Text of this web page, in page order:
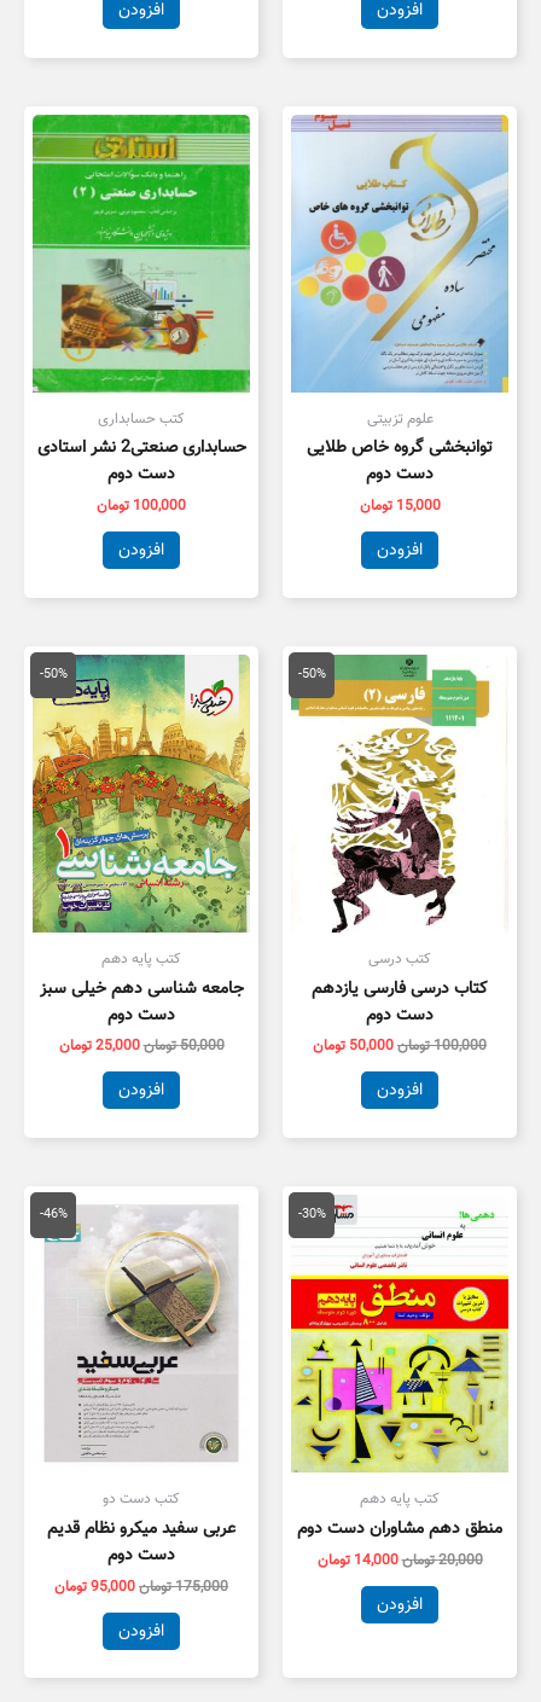
افزودن افزودن
علوم تزبیتی
توانبخشی گروه خاص طلایی
دست دوم
15,000 تومان
افزودن
کتب حسابداری
حسابداری صنعتی2 نشر استادی
دست دوم
100,000 تومان
افزودن
-50%
کتب درسی
کتاب درسی فارسی یازدهم
دست دوم
100,000تومان
قیمت
اصلی
100,000 تومان
بود.
50,000 تومان
قیمت
فعلی
است.
افزودن
-50%
کتب پایه دهم
جامعه شناسی دهم خیلی سبز
دست دوم
50,000تومان
قیمت
اصلی
50,000 تومان
بود.
25,000تومان
قیمت
فعلی
است.
افزودن
-30%
کتب پایه دهم
منطق دهم مشاوران دست دوم
20,000تومان
20,000 تومان
بود.
14,000 تومان
قیمت
فعلی
افزودن
-46%
کتب دست دو
عربی سفید میکرو نظام قدیم
دست دوم
175,000تومان
اصلی
175,000 تومان
بود.
95,000تومان
قیمت
فعلی
افزودن